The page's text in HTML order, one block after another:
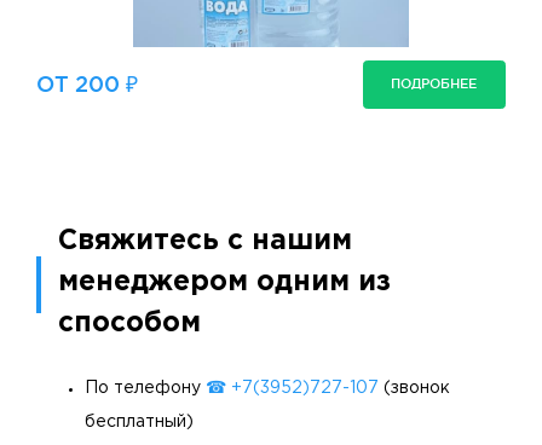
ОТ 200 ₽ ПОДРОБНЕЕ
Свяжитесь с нашим
менеджером одним из
способом
По телефону ☎ +7(3952)727-107 (звонок
бесплатный)